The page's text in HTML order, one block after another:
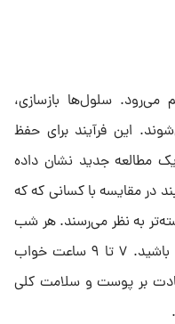
سلول‌ها بازسازی،
این فرآیند برای حفظ
مطالعه جدید نشان داده
در مقایسه با کسانی که که
به نظر می‌رسند. هر شب
به اندازه کافی خواب با کیفیت داشته باشید. ۷ تا ۹ ساعت خواب
بر پوست و سلامت کلی